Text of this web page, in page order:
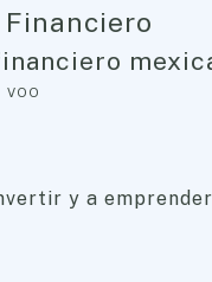
VOO
y a emprender